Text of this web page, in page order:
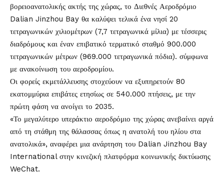
βορειοανατολικής ακτής της χώρας, το Διεθνές Αεροδρόμιο
Dalian Jinzhou Bay θα καλύψει τελικά ένα νησί 20
τετραγωνικών χιλιομέτρων (7,7 τετραγωνικά μίλια) με τέσσερις
διαδρόμους και έναν επιβατικό τερματικό σταθμό 900.000
τετραγωνικών μέτρων (969.000 τετραγωνικά πόδια). σύμφωνα
με ανακοίνωση του αεροδρομίου.
Οι φορείς εκμετάλλευσης στοχεύουν να εξυπηρετούν 80
εκατομμύρια επιβάτες ετησίως σε 540.000 πτήσεις, με την
πρώτη φάση να ανοίγει το 2035.
«Το μεγαλύτερο υπεράκτιο αεροδρόμιο της χώρας ανεβαίνει αργά
από τη στάθμη της θάλασσας όπως η ανατολή του ηλίου στα
ανατολικά», αναφέρει μια ανάρτηση του Dalian Jinzhou Bay
International στην κινεζική πλατφόρμα κοινωνικής δικτύωσης
WeChat.